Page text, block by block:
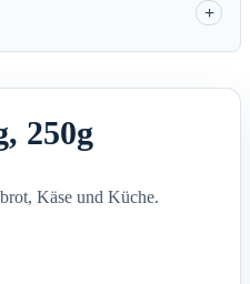
250g
Käse und Küche.